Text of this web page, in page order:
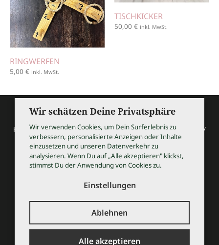
RINGWERFEN
5,00 € inkl. MwSt.
TISCHKICKER
50,00 € inkl. MwSt.
HOCHZEITSSHOPPING / Thomas Bauer / Meßmerstraße 32 /
97508 Grettstadt
Tel 09729 9099504 / info@hochzeitsshopping.com
AGB
IMPRESSUM
KONTAKT
© 2026 HOCHZEITSSHOPPING
Wir schätzen Deine Privatsphäre
Wir verwenden Cookies, um Dein Surferlebnis zu
verbessern, personalisierte Anzeigen oder Inhalte
einzusetzen und unseren Datenverkehr zu
analysieren. Wenn Du auf „Alle akzeptieren" klickst,
stimmst Du der Anwendung von Cookies zu.
Einstellungen
Ablehnen
Alle akzeptieren